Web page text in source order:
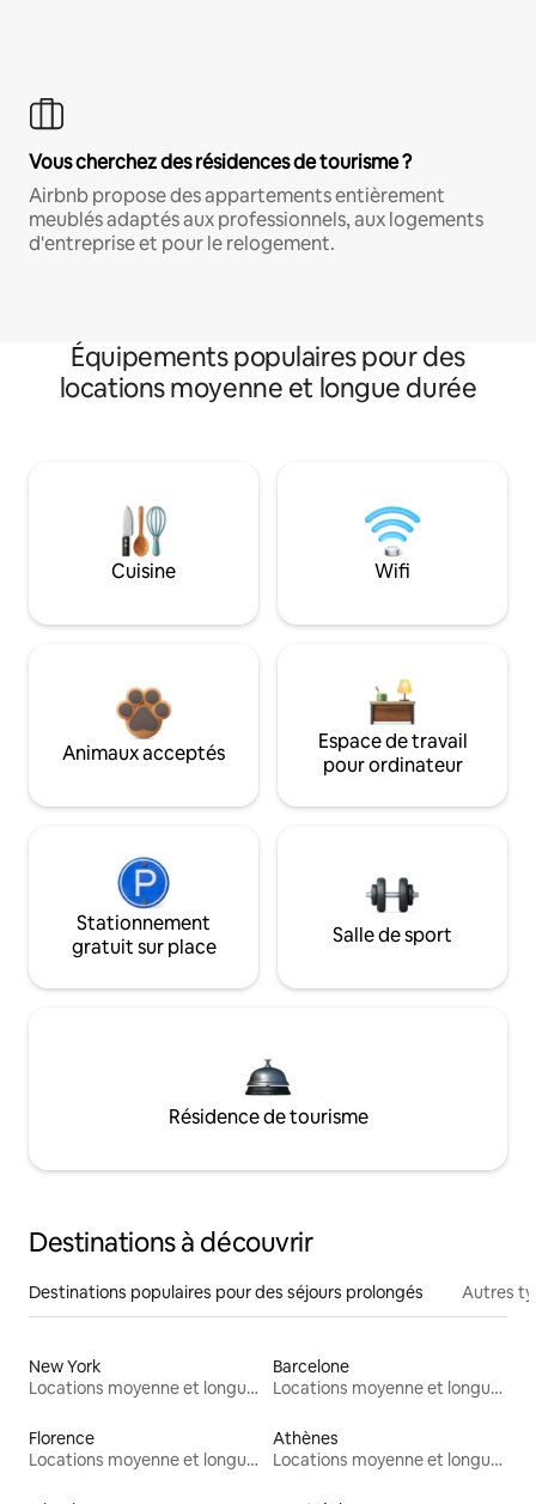
Vous cherchez des résidences de tourisme ?
Airbnb propose des appartements entièrement
meublés adaptés aux professionnels, aux logements
d'entreprise et pour le relogement.
Équipements populaires pour des
locations moyenne et longue durée
Cuisine Wifi
Animaux acceptés
Espace de travail
pour ordinateur
Stationnement
gratuit sur place
Salle de sport
Résidence de tourisme
Destinations à découvrir
Destinations populaires pour des séjours prolongés Autres
New York
Locations moyenne et longue durée
Barcelone
Locations moyenne et longue durée
Florence
Locations moyenne et longue durée
Athènes
Locations moyenne et longue durée